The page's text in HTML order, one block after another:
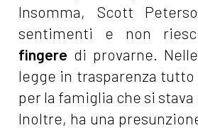
Insomma, Scott
sentimenti e non
fingere di provarne.
legge in trasparenza
per la famiglia che si stava
Inoltre, ha una